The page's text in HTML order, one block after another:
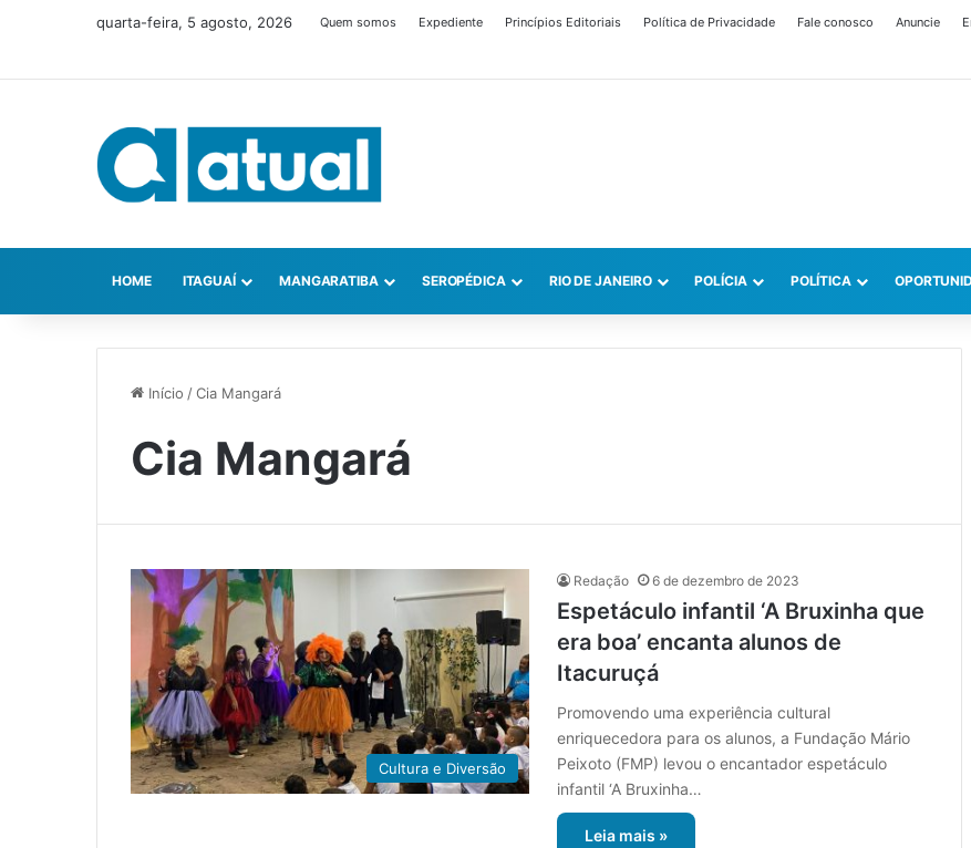
quarta-feira, 5 agosto, 2026 Quem somos Expediente Princípios Editoriais Política de Privacidade Fale conosco Anuncie
HOME ITAGUAÍ MANGARATIBA SEROPÉDICA RIO DE JANEIRO POLÍCIA POLÍTICA
Início /Cia Mangará
Cia Mangará
Cultura e Diversão
Redação 6 de dezembro de 2023
Espetáculo infantil ‘A Bruxinha que
era boa’ encanta alunos de
Itacuruçá
Promovendo uma experiência cultural
enriquecedora para os alunos, a Fundação Mário
Peixoto (FMP) levou o encantador espetáculo
infantil ‘A Bruxinha…
Leia mais »